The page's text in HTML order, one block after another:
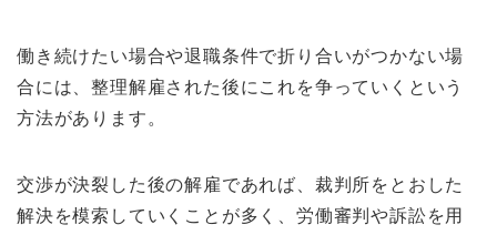
働き続けたい場合や退職条件で折り合いがつかない場
合には、整理解雇された後にこれを争っていくという
方法があります。
交渉が決裂した後の解雇であれば、裁判所をとおした
解決を模索していくことが多く、労働審判や訴訟を用